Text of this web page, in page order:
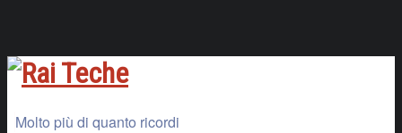
Molto più di quanto ricordi